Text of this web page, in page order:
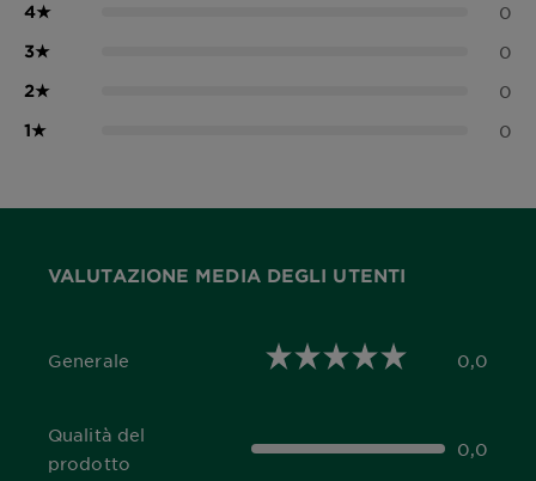
4★ 0
3★ 0
2★ 0
1★ 0
VALUTAZIONE MEDIA DEGLI UTENTI
Generale
0,0 out of 5 stars 0,0
Qualità del
prodotto
0,0 out of 5 stars 0,0